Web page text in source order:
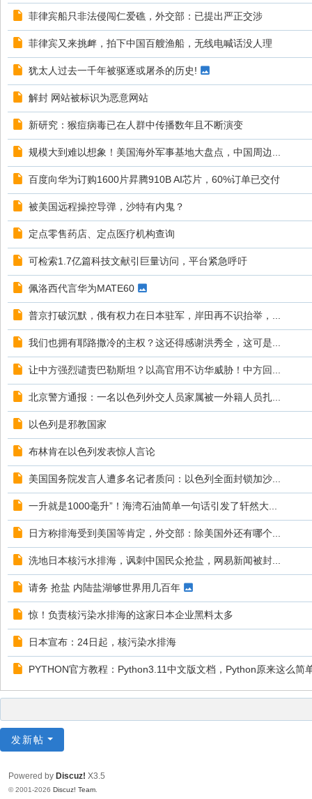
菲律宾船只非法侵闯仁爱礁，外交部：已提出严正交涉
菲律宾又来挑衅，拍下中国百艘渔船，无线电喊话没人理
犹太人过去一千年被驱逐或屠杀的历史!
解封 网站被标识为恶意网站
新研究：猴痘病毒已在人群中传播数年且不断演变
规模大到难以想象！美国海外军事基地大盘点，中国周边...
百度向华为订购1600片昇腾910B AI芯片，60%订单已交付
被美国远程操控导弹，沙特有内鬼？
定点零售药店、定点医疗机构查询
可检索1.7亿篇科技文献引巨量访问，平台紧急呼吁
佩洛西代言华为MATE60
普京打破沉默，俄有权力在日本驻军，岸田再不识抬举，...
我们也拥有耶路撒冷的主权？这还得感谢洪秀全，这可是...
让中方强烈谴责巴勒斯坦？以高官用不访华威胁！中方回...
北京警方通报：一名以色列外交人员家属被一外籍人员扎...
以色列是邪教国家
布林肯在以色列发表惊人言论
美国国务院发言人遭多名记者质问：以色列全面封锁加沙...
一升就是1000毫升”！海湾石油简单一句话引发了轩然大...
日方称排海受到美国等肯定，外交部：除美国外还有哪个...
洗地日本核污水排海，讽刺中国民众抢盐，网易新闻被封...
请务 抢盐 内陆盐湖够世界用几百年
惊！负责核污染水排海的这家日本企业黑料太多
日本宣布：24日起，核污染水排海
PYTHON官方教程：Python3.11中文版文档，Python原来这么简
发新帖
Powered by Discuz! X3.5
© 2001-2026 Discuz! Team